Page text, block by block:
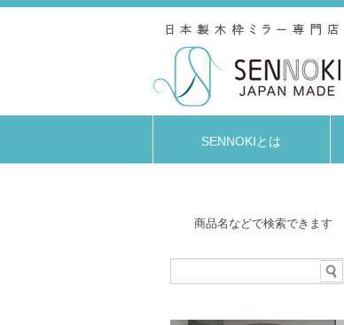
SENNOKIとは
商品名などで検索できます